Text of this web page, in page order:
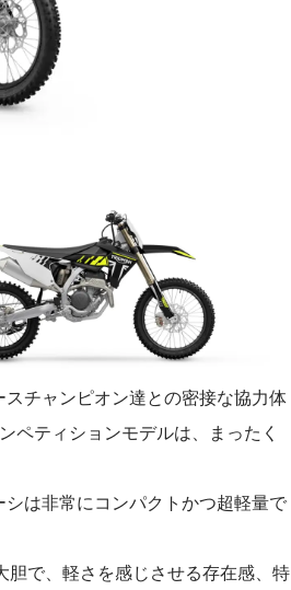
チャンピオン達との密接な協力体
ペティションモデルは、まったく
は非常にコンパクトかつ超軽量で
胆で、軽さを感じさせる存在感、特